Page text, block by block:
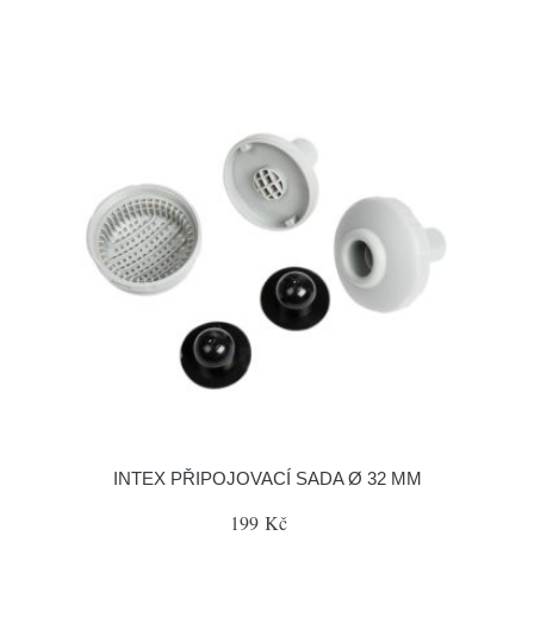
INTEX PŘIPOJOVACÍ SADA Ø 32 MM
199 Kč